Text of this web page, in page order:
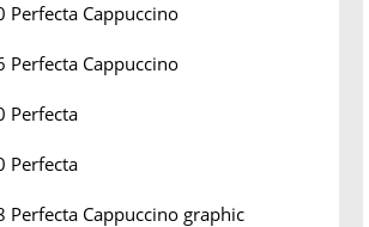
Perfecta Cappuccino
Perfecta Cappuccino
Perfecta
Perfecta
Perfecta Cappuccino graphic